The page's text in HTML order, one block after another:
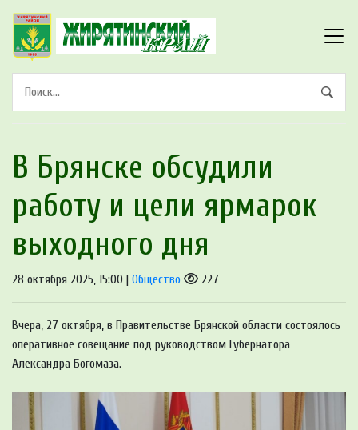
В Брянске обсудили
работу и цели ярмарок
выходного дня
28 октября 2025, 15:00 | Общество 227
Вчера, 27 октября, в Правительстве Брянской области состоялось
оперативное совещание под руководством Губернатора
Александра Богомаза.